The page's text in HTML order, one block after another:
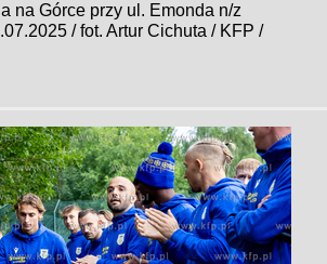
na Górce przy ul. Emonda n/z
/ fot. Artur Cichuta / KFP /